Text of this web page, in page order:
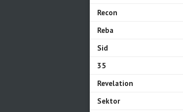
Recon
Reba
Sid
35
Revelation
Sektor